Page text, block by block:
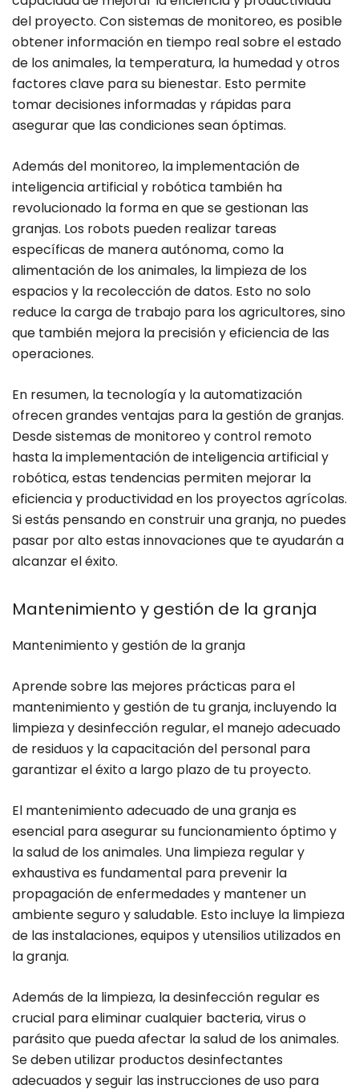
del proyecto. Con sistemas de monitoreo, es posible
obtener información en tiempo real sobre el estado
de los animales, la temperatura, la humedad y otros
factores clave para su bienestar. Esto permite
tomar decisiones informadas y rápidas para
asegurar que las condiciones sean óptimas.
Además del monitoreo, la implementación de
inteligencia artificial y robótica también ha
revolucionado la forma en que se gestionan las
granjas. Los robots pueden realizar tareas
específicas de manera autónoma, como la
alimentación de los animales, la limpieza de los
espacios y la recolección de datos. Esto no solo
reduce la carga de trabajo para los agricultores, sino
que también mejora la precisión y eficiencia de las
operaciones.
En resumen, la tecnología y la automatización
ofrecen grandes ventajas para la gestión de granjas.
Desde sistemas de monitoreo y control remoto
hasta la implementación de inteligencia artificial y
robótica, estas tendencias permiten mejorar la
eficiencia y productividad en los proyectos agrícolas.
Si estás pensando en construir una granja, no puedes
pasar por alto estas innovaciones que te ayudarán a
alcanzar el éxito.
Mantenimiento y gestión de la granja
Mantenimiento y gestión de la granja
Aprende sobre las mejores prácticas para el
mantenimiento y gestión de tu granja, incluyendo la
limpieza y desinfección regular, el manejo adecuado
de residuos y la capacitación del personal para
garantizar el éxito a largo plazo de tu proyecto.
El mantenimiento adecuado de una granja es
esencial para asegurar su funcionamiento óptimo y
la salud de los animales. Una limpieza regular y
exhaustiva es fundamental para prevenir la
propagación de enfermedades y mantener un
ambiente seguro y saludable. Esto incluye la limpieza
de las instalaciones, equipos y utensilios utilizados en
la granja.
Además de la limpieza, la desinfección regular es
crucial para eliminar cualquier bacteria, virus o
parásito que pueda afectar la salud de los animales.
Se deben utilizar productos desinfectantes
adecuados y seguir las instrucciones de uso para